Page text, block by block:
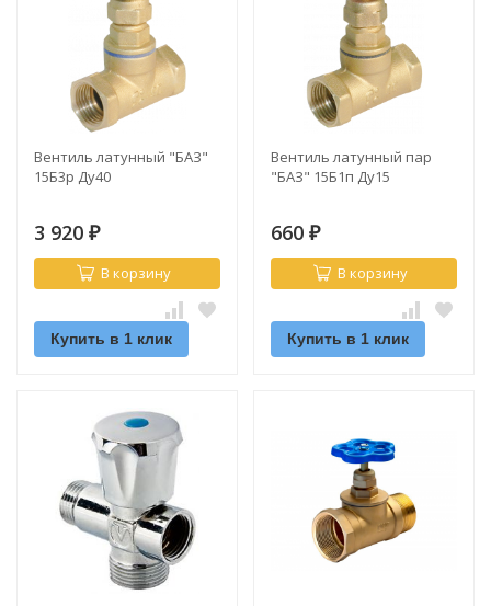
Вентиль латунный "БАЗ"
15Б3р Ду40
3 920 ₽
В корзину
Купить в 1 клик
Вентиль латунный пар
"БАЗ" 15Б1п Ду15
660 ₽
В корзину
Купить в 1 клик